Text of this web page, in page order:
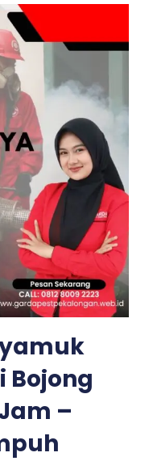
Bojong
–